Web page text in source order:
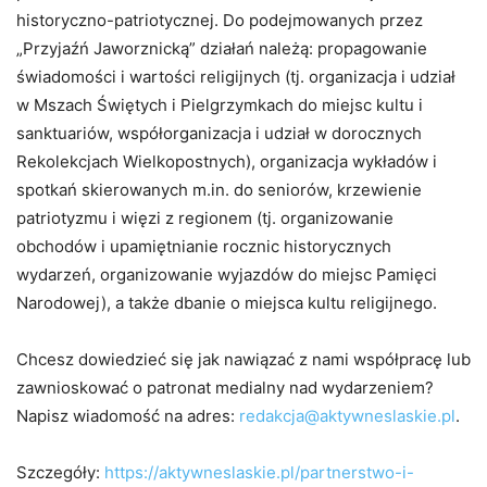
historyczno-patriotycznej. Do podejmowanych przez
„Przyjaźń Jaworznicką” działań należą: propagowanie
świadomości i wartości religijnych (tj. organizacja i udział
w Mszach Świętych i Pielgrzymkach do miejsc kultu i
sanktuariów, współorganizacja i udział w dorocznych
Rekolekcjach Wielkopostnych), organizacja wykładów i
spotkań skierowanych m.in. do seniorów, krzewienie
patriotyzmu i więzi z regionem (tj. organizowanie
obchodów i upamiętnianie rocznic historycznych
wydarzeń, organizowanie wyjazdów do miejsc Pamięci
Narodowej), a także dbanie o miejsca kultu religijnego.
Chcesz dowiedzieć się jak nawiązać z nami współpracę lub
zawnioskować o patronat medialny nad wydarzeniem?
Napisz wiadomość na adres: redakcja@aktywneslaskie.pl.
Szczegóły: https://aktywneslaskie.pl/partnerstwo-i-